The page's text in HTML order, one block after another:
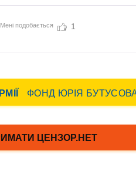
Мені подобається 1